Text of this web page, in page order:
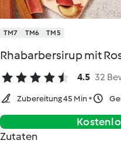
TM7 TM6 TM5
Rhabarbersirup mit
4.5 32
Zubereitung 45 Min
Zutaten